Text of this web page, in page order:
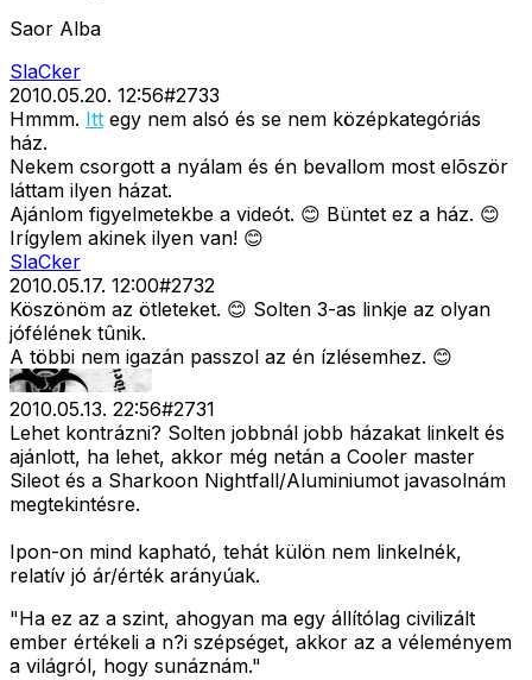
Saor Alba
SlaCker
2010.05.20. 12:56#2733
Hmmm. Itt egy nem alsó és se nem középkategóriás
ház.
Nekem csorgott a nyálam és én bevallom most elõször
láttam ilyen házat.
Ajánlom figyelmetekbe a videót. 😊 Büntet ez a ház. 😊
Irígylem akinek ilyen van! 😊
SlaCker
2010.05.17. 12:00#2732
Köszönöm az ötleteket. 😊 Solten 3-as linkje az olyan
jófélének tûnik.
A többi nem igazán passzol az én ízlésemhez. 😊
2010.05.13. 22:56#2731
Lehet kontrázni? Solten jobbnál jobb házakat linkelt és
ajánlott, ha lehet, akkor még netán a Cooler master
Sileot és a Sharkoon Nightfall/Aluminiumot javasolnám
megtekintésre.
Ipon-on mind kapható, tehát külön nem linkelnék,
relatív jó ár/érték arányúak.
"Ha ez az a szint, ahogyan ma egy állítólag civilizált
ember értékeli a n?i szépséget, akkor az a véleményem
a világról, hogy sunáznám."